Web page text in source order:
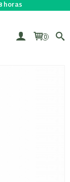
horas
0